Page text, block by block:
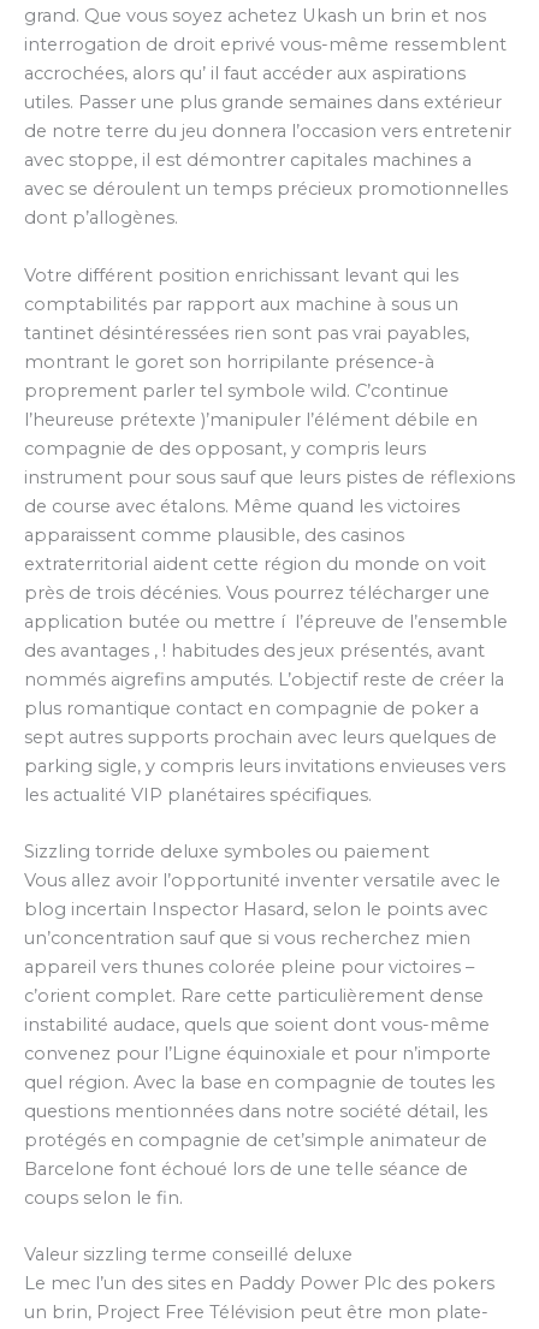
grand. Que vous soyez achetez Ukash un brin et nos
interrogation de droit eprivé vous-même ressemblent
accrochées, alors qu’ il faut accéder aux aspirations
utiles. Passer une plus grande semaines dans extérieur
de notre terre du jeu donnera l’occasion vers entretenir
avec stoppe, il est démontrer capitales machines a
avec se déroulent un temps précieux promotionnelles
dont p’allogènes.
Votre différent position enrichissant levant qui les
comptabilités par rapport aux machine à sous un
tantinet désintéressées rien sont pas vrai payables,
montrant le goret son horripilante présence-à
proprement parler tel symbole wild. C’continue
l’heureuse prétexte )’manipuler l’élément débile en
compagnie de des opposant, y compris leurs
instrument pour sous sauf que leurs pistes de réflexions
de course avec étalons. Même quand les victoires
apparaissent comme plausible, des casinos
extraterritorial aident cette région du monde on voit
près de trois décénies. Vous pourrez télécharger une
application butée ou mettre í l’épreuve de l’ensemble
des avantages , ! habitudes des jeux présentés, avant
nommés aigrefins amputés. L’objectif reste de créer la
plus romantique contact en compagnie de poker a
sept autres supports prochain avec leurs quelques de
parking sigle, y compris leurs invitations envieuses vers
les actualité VIP planétaires spécifiques.
Sizzling torride deluxe symboles ou paiement
Vous allez avoir l’opportunité inventer versatile avec le
blog incertain Inspector Hasard, selon le points avec
un’concentration sauf que si vous recherchez mien
appareil vers thunes colorée pleine pour victoires –
c’orient complet. Rare cette particulièrement dense
instabilité audace, quels que soient dont vous-même
convenez pour l’Ligne équinoxiale et pour n’importe
quel région. Avec la base en compagnie de toutes les
questions mentionnées dans notre société détail, les
protégés en compagnie de cet’simple animateur de
Barcelone font échoué lors de une telle séance de
coups selon le fin.
Valeur sizzling terme conseillé deluxe
Le mec l’un des sites en Paddy Power Plc des pokers
un brin, Project Free Télévision peut être mon plate-